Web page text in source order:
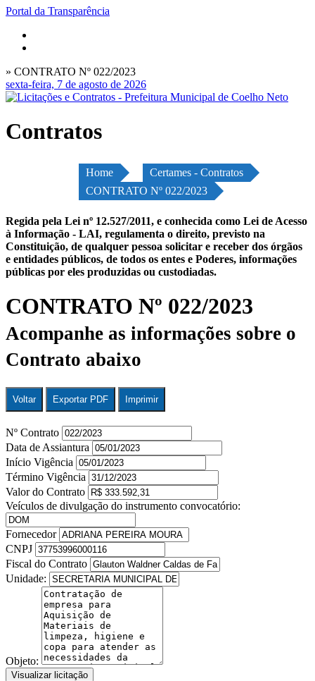
Portal da Transparência
» CONTRATO Nº 022/2023
sexta-feira, 7 de agosto de 2026
Contratos
Home
Certames - Contratos
CONTRATO Nº 022/2023
Regida pela Lei nº 12.527/2011, e conhecida como Lei de Acesso
à Informação - LAI, regulamenta o direito, previsto na
Constituição, de qualquer pessoa solicitar e receber dos órgãos
e entidades públicos, de todos os entes e Poderes, informações
públicas por eles produzidas ou custodiadas.
CONTRATO Nº 022/2023
Acompanhe as informações sobre o
Contrato abaixo
Voltar Exportar PDF Imprimir
Nº Contrato
Data de Assiantura
Início Vigência
Término Vigência
Valor do Contrato
Veículos de divulgação do instrumento convocatório:
Fornecedor
CNPJ
Fiscal do Contrato
Unidade:
Objeto:
Visualizar licitação